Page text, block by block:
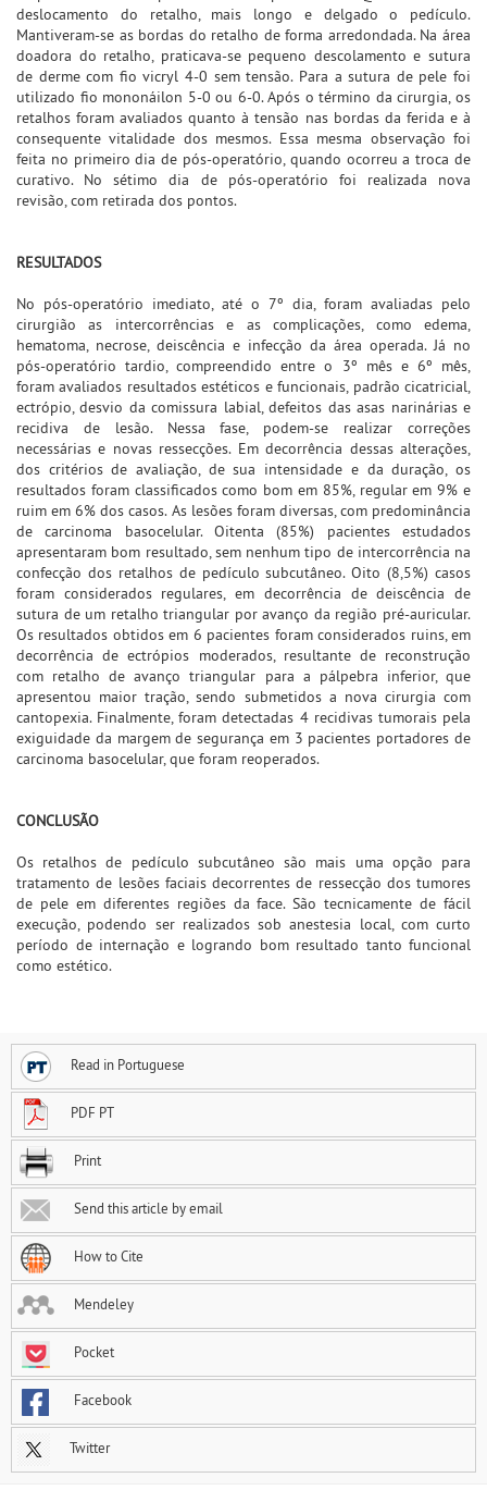
deslocamento do retalho, mais longo e delgado o pedículo.
Mantiveram-se as bordas do retalho de forma arredondada. Na área
doadora do retalho, praticava-se pequeno descolamento e sutura
de derme com fio vicryl 4-0 sem tensão. Para a sutura de pele foi
utilizado fio mononáilon 5-0 ou 6-0. Após o término da cirurgia, os
retalhos foram avaliados quanto à tensão nas bordas da ferida e à
consequente vitalidade dos mesmos. Essa mesma observação foi
feita no primeiro dia de pós-operatório, quando ocorreu a troca de
curativo. No sétimo dia de pós-operatório foi realizada nova
revisão, com retirada dos pontos.
RESULTADOS
No pós-operatório imediato, até o 7º dia, foram avaliadas pelo
cirurgião as intercorrências e as complicações, como edema,
hematoma, necrose, deiscência e infecção da área operada. Já no
pós-operatório tardio, compreendido entre o 3º mês e 6º mês,
foram avaliados resultados estéticos e funcionais, padrão cicatricial,
ectrópio, desvio da comissura labial, defeitos das asas narinárias e
recidiva de lesão. Nessa fase, podem-se realizar correções
necessárias e novas ressecções. Em decorrência dessas alterações,
dos critérios de avaliação, de sua intensidade e da duração, os
resultados foram classificados como bom em 85%, regular em 9% e
ruim em 6% dos casos. As lesões foram diversas, com predominância
de carcinoma basocelular. Oitenta (85%) pacientes estudados
apresentaram bom resultado, sem nenhum tipo de intercorrência na
confecção dos retalhos de pedículo subcutâneo. Oito (8,5%) casos
foram considerados regulares, em decorrência de deiscência de
sutura de um retalho triangular por avanço da região pré-auricular.
Os resultados obtidos em 6 pacientes foram considerados ruins, em
decorrência de ectrópios moderados, resultante de reconstrução
com retalho de avanço triangular para a pálpebra inferior, que
apresentou maior tração, sendo submetidos a nova cirurgia com
cantopexia. Finalmente, foram detectadas 4 recidivas tumorais pela
exiguidade da margem de segurança em 3 pacientes portadores de
carcinoma basocelular, que foram reoperados.
CONCLUSÃO
Os retalhos de pedículo subcutâneo são mais uma opção para
tratamento de lesões faciais decorrentes de ressecção dos tumores
de pele em diferentes regiões da face. São tecnicamente de fácil
execução, podendo ser realizados sob anestesia local, com curto
período de internação e logrando bom resultado tanto funcional
como estético.
Read in Portuguese
PDF PT
Print
Send this article by email
How to Cite
Mendeley
Pocket
Facebook
Twitter